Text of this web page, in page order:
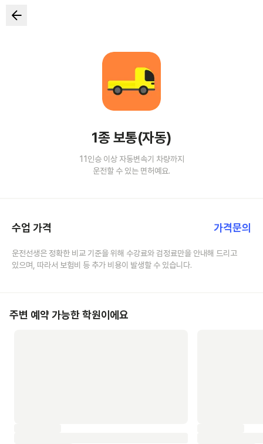
1종 보통(자동)
11인승 이상 자동변속기 차량까지
운전할 수 있는 면허예요.
수업 가격 가격문의
운전선생은 정확한 비교 기준을 위해 수강료와 검정료만을 안내해 드리고
있으며, 따라서 보험비 등 추가 비용이 발생할 수 있습니다.
주변 예약 가능한 학원이에요